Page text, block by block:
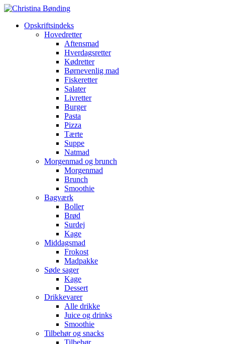
Opskriftsindeks
Hovedretter
Aftensmad
Hverdagsretter
Kødretter
Børnevenlig mad
Fiskeretter
Salater
Livretter
Burger
Pasta
Pizza
Tærte
Suppe
Natmad
Morgenmad og brunch
Morgenmad
Brunch
Smoothie
Bagværk
Boller
Brød
Surdej
Kage
Middagsmad
Frokost
Madpakke
Søde sager
Kage
Dessert
Drikkevarer
Alle drikke
Juice og drinks
Smoothie
Tilbehør og snacks
Tilbehør